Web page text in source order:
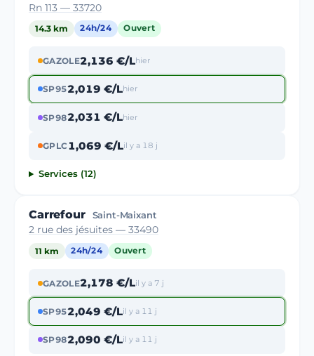
Rn 113 — 33720
14.3 km 24h/24 Ouvert
GAZOLE2,136 €/Lhier
SP952,019 €/Lhier
SP982,031 €/Lhier
GPLC1,069 €/Lil y a 18 j
Services (12)
Carrefour Saint-Maixant
2 rue des jésuites — 33490
11 km 24h/24 Ouvert
GAZOLE2,178 €/Lil y a 7 j
SP952,049 €/Lil y a 11 j
SP982,090 €/Lil y a 11 j